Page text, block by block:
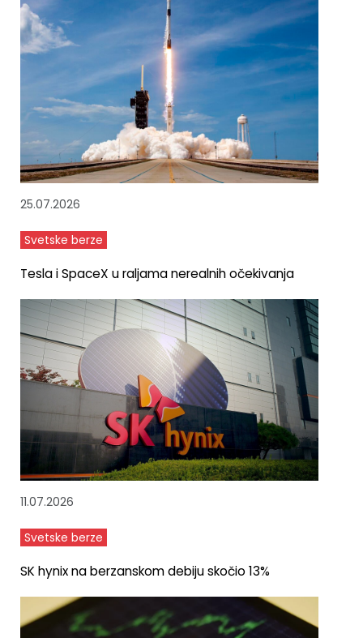
25.07.2026
Svetske berze
Tesla i SpaceX u raljama nerealnih očekivanja
11.07.2026
Svetske berze
SK hynix na berzanskom debiju skočio 13%